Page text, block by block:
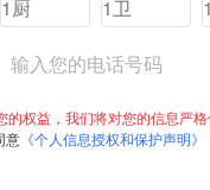
的权益，我们将对您的信息严
意《个人信息授权和保护声明》